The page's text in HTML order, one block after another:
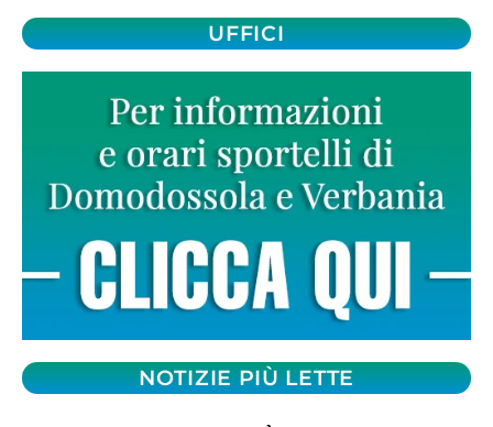
UFFICI
NOTIZIE PIÙ LETTE